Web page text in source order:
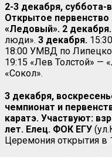
2-3 декабря,
Открытое
«Ледовый». 2 декабря.
люди». 3 декабря.
18:00 УМВД по
19:15 «Лев Толстой» —
«Сокол».
3 декабря,
чемпионат и
каратэ. Участвуют:
лет. Елец. ФОК ЕГУ
Церемония открытия в